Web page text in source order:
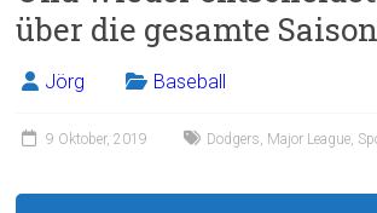
über die gesamte
Jörg Baseball
9 Oktober, 2019 Dodgers, Major League,